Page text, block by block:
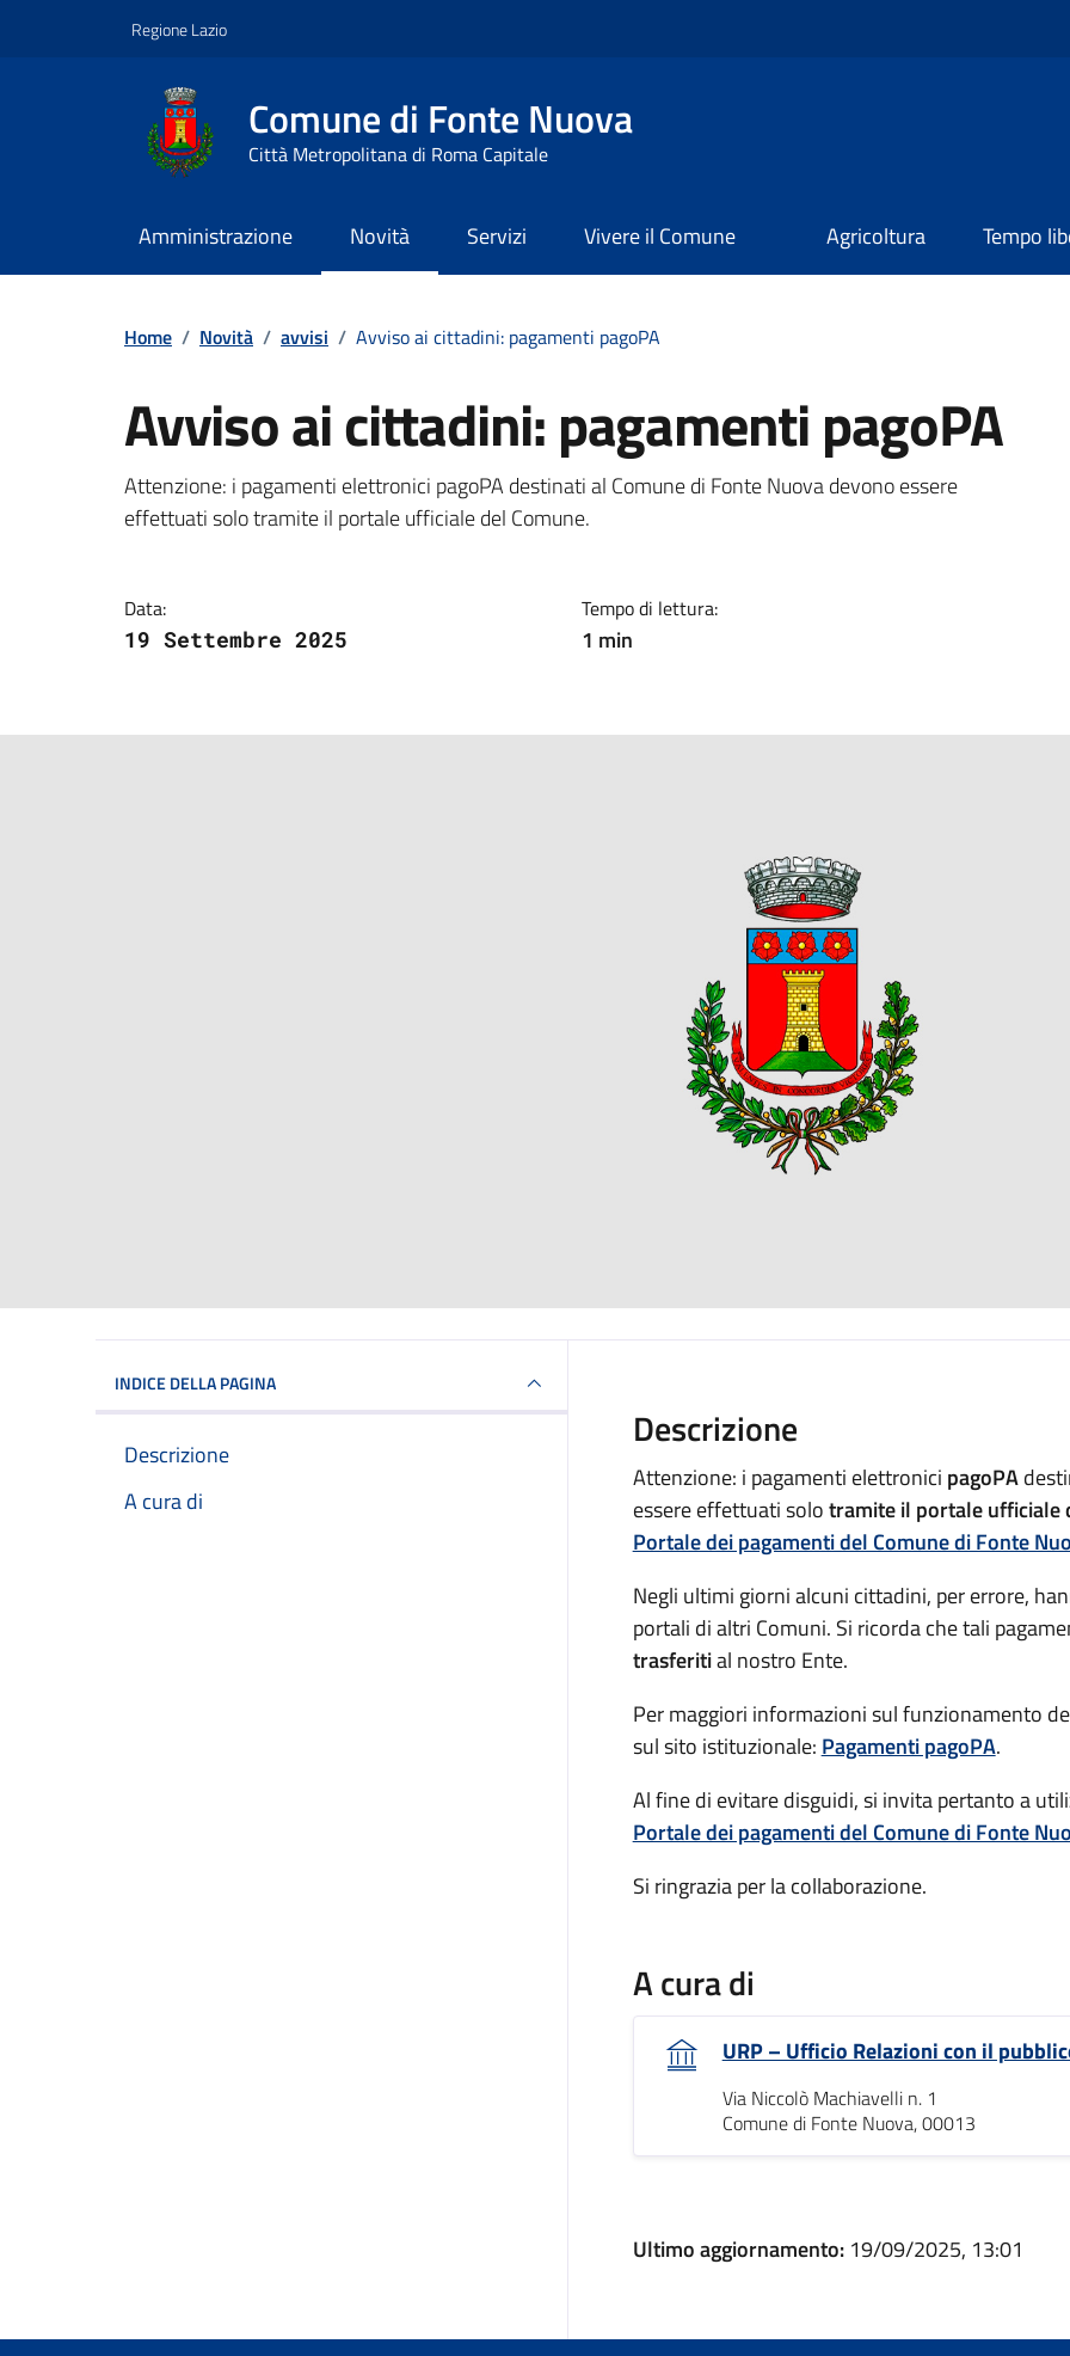
Regione Lazio
Comune di Fonte Nuova
Città Metropolitana di Roma Capitale
Amministrazione Novità Servizi Vivere il Comune Agricoltura Tempo
Home / Novità / avvisi / Avviso ai cittadini: pagamenti pagoPA
Avviso ai cittadini: pagamenti pagoPA
Dettagli della notizia
Attenzione: i pagamenti elettronici pagoPA destinati al Comune di Fonte Nuova devono essere
effettuati solo tramite il portale ufficiale del Comune.
Data:
19 Settembre 2025
Tempo di lettura:
1 min
INDICE DELLA PAGINA
Descrizione
A cura di
Descrizione
Attenzione: i pagamenti elettronici pagoPA
essere effettuati solotramite il portale ufficiale
Portale dei pagamenti del Comune di Fonte
Negli ultimi giorni alcuni cittadini, per errore,
portali di altri Comuni. Si ricorda che tali
trasferitial nostro Ente.
Per maggiori informazioni sul funzionamento
sul sito istituzionale: Pagamenti pagoPA.
Al fine di evitare disguidi, si invita pertanto a
Portale dei pagamenti del Comune di Fonte
Si ringrazia per la collaborazione.
A cura di
URP – Ufficio Relazioni con il
Via Niccolò Machiavelli n. 1
Comune di Fonte Nuova, 00013
Ultimo aggiornamento: 19/09/2025, 13:01